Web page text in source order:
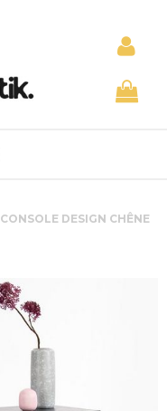
CONSOLE DESIGN CHÊNE